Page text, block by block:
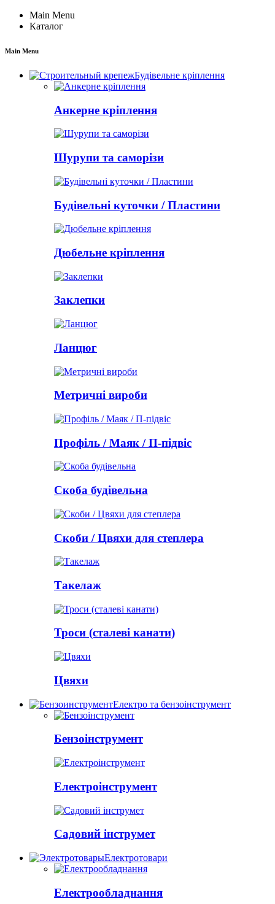
Main Menu
Каталог
Main Menu
Будівельне кріплення
Анкерне кріплення
Шурупи та саморізи
Будівельні куточки / Пластини
Дюбельне кріплення
Заклепки
Ланцюг
Метричні вироби
Профіль / Маяк / П-підвіс
Скоба будівельна
Скоби / Цвяхи для степлера
Такелаж
Троси (сталеві канати)
Цвяхи
Електро та бензоінструмент
Бензоінструмент
Електроінструмент
Садовий інструмет
Електротовари
Електрообладнання